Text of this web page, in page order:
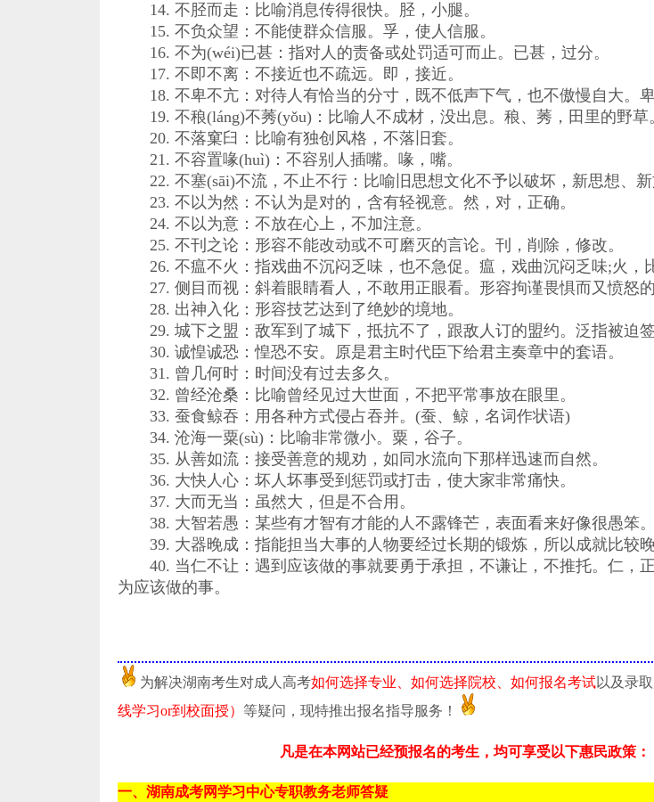
14. 不胫而走：比喻消息传得很快。胫，小腿。
15. 不负众望：不能使群众信服。孚，使人信服。
16. 不为(wéi)已甚：指对人的责备或处罚适可而止。已甚，过分。
17. 不即不离：不接近也不疏远。即，接近。
18. 不卑不亢：对待人有恰当的分寸，既不低声下气，也不傲慢自大。卑
19. 不稂(láng)不莠(yǒu)：比喻人不成材，没出息。稂、莠，田里的野草
20. 不落窠臼：比喻有独创风格，不落旧套。
21. 不容置喙(huì)：不容别人插嘴。喙，嘴。
22. 不塞(sāi)不流，不止不行：比喻旧思想文化不予以破坏，新思想、新
23. 不以为然：不认为是对的，含有轻视意。然，对，正确。
24. 不以为意：不放在心上，不加注意。
25. 不刊之论：形容不能改动或不可磨灭的言论。刊，削除，修改。
26. 不瘟不火：指戏曲不沉闷乏味，也不急促。瘟，戏曲沉闷乏味;火，
27. 侧目而视：斜着眼睛看人，不敢用正眼看。形容拘谨畏惧而又愤怒的
28. 出神入化：形容技艺达到了绝妙的境地。
29. 城下之盟：敌军到了城下，抵抗不了，跟敌人订的盟约。泛指被迫签
30. 诚惶诚恐：惶恐不安。原是君主时代臣下给君主奏章中的套语。
31. 曾几何时：时间没有过去多久。
32. 曾经沧桑：比喻曾经见过大世面，不把平常事放在眼里。
33. 蚕食鲸吞：用各种方式侵占吞并。(蚕、鲸，名词作状语)
34. 沧海一粟(sù)：比喻非常微小。粟，谷子。
35. 从善如流：接受善意的规劝，如同水流向下那样迅速而自然。
36. 大快人心：坏人坏事受到惩罚或打击，使大家非常痛快。
37. 大而无当：虽然大，但是不合用。
38. 大智若愚：某些有才智有才能的人不露锋芒，表面看来好像很愚笨。
39. 大器晚成：指能担当大事的人物要经过长期的锻炼，所以成就比较晚
40. 当仁不让：遇到应该做的事就要勇于承担，不谦让，不推托。仁，
为应该做的事。
为解决湖南考生对成人高考如何选择专业、如何选择院校、如何报名考试以及录
线学习or到校面授） 等疑问，现特推出报名指导服务！
凡是在本网站已经预报名的考生，均可享受以下惠民政策：
一、湖南成考网学习中心专职教务老师答疑